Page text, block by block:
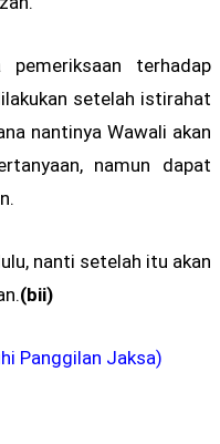
pemeriksaan terhadap
setelah istirahat
nantinya Wawali akan
namun dapat
nanti setelah itu akan
(bii)
Panggilan Jaksa)